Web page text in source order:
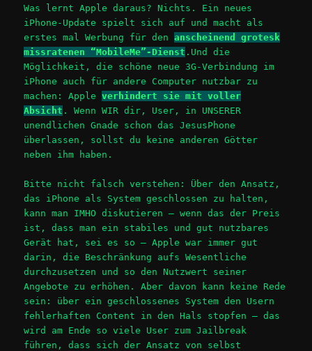
Was lernt Apple daraus? Nichts. Ein neues
iPhone-Update spielt sich auf und macht als
erstes mal Werbung für denanscheinend grotesk
missratenen “MobileMe”-Dienst .Und die
Möglichkeit, die schöne neue 3G-Verbindung im
iPhone auch für andere Computer nutzbar zu
machen: Appleverhindert sie mit voller
Absicht . Wenn WIR dir, User, in UNSERER
unendlichen Gnade schon das JesusPhone
überlassen, sollst du keine anderen Götter
neben ihm haben.
Bitte nicht falsch verstehen: Über den Ansatz,
das iPhone als System geschlossen zu halten,
kann man IMHO diskutieren – wenn das der Preis
ist, dass man ein stabiles und gut nutzbares
Gerät hat, sei es so – Apple war immer gut
darin, die Beschränkung aufs Wesentliche
durchzusetzen und so den Nutzwert seiner
Angebote zu erhöhen. Aber davon kann keine Rede
sein: über ein geschlossenes System den Usern
fehlerhaften Content in den Hals stopfen – das
wird am Ende so viele User zum Jailbreak
führen, dass sich der Ansatz von selbst